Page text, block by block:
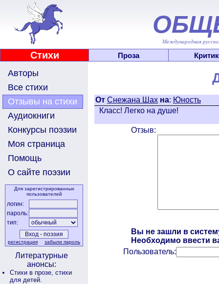
Международная
Стихи Проза
Авторы
Все стихи
Отзывы на стихи
Аудиокниги
Конкурсы поэзии
Моя страница
Помощь
О сайте поэзии
Для зарегистрированных
пользователей
логин:
пароль:
тип:
регистрация забыли пароль
Литературные
анонсы:
Стихи в прозе, стихи
для детей.
От Снежана Шах на: Юность
Класс! Легко на душе!
Отзыв:
Вы не зашли в
Необходимо ввести
Пользователь: